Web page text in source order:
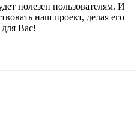
полезен пользователям. И
наш проект, делая его
Вас!